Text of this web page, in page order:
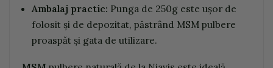
Ambalaj practic: Punga de 250g este ușor de
folosit și de depozitat, păstrând MSM pulbere
proaspăt și gata de utilizare.